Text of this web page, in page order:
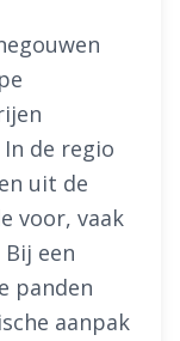
de regio
uit de
voor, vaak
een
panden
aanpak